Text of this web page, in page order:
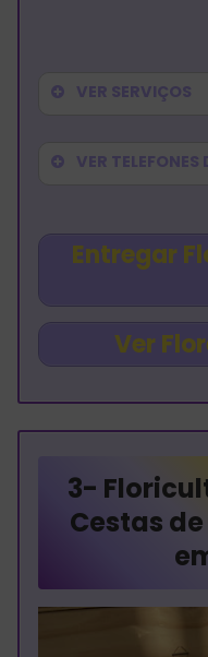
VER SERVIÇOS
VER
Entregar
Ver
3-
Cestas